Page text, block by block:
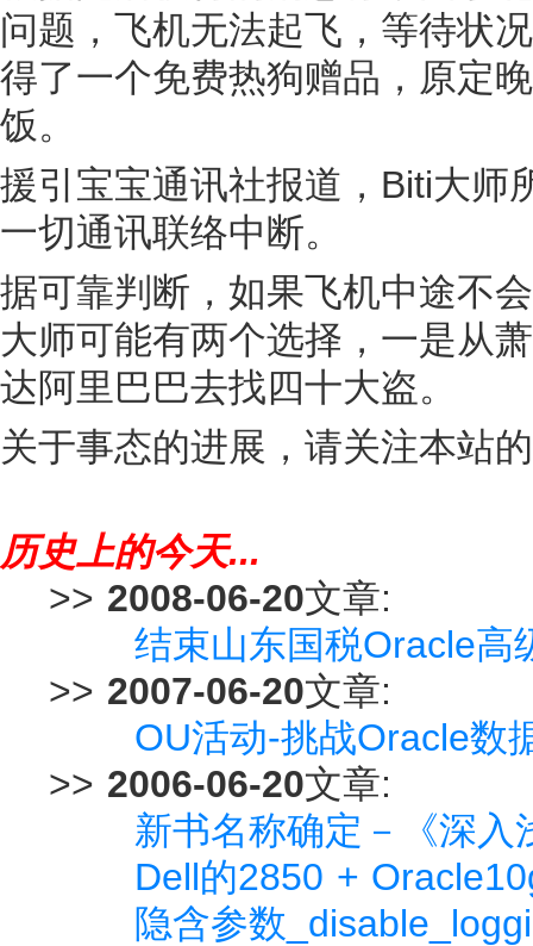
问题，飞机无法起飞，等待状
得了一个免费热狗赠品，原定
饭。
援引宝宝通讯社报道，Biti大师
一切通讯联络中断。
据可靠判断，如果飞机中途不
大师可能有两个选择，一是从
达阿里巴巴去找四十大盗。
关于事态的进展，请关注本站
历史上的今天...
>> 2008-06-20文章:
结束山东国税Oracle高
>> 2007-06-20文章:
OU活动-挑战Oracle数
>> 2006-06-20文章:
新书名称确定－《深入
Dell的2850 +
隐含参数